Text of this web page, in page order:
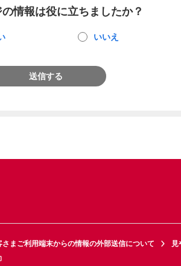
情報は役に立ちましたか？
いいえ
送信する
さまご利用端末からの情報の外部送信について
見